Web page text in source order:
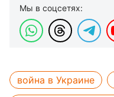
Мы в соцсетях:
война в Украине